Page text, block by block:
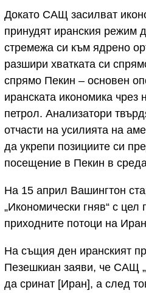
Докато САЩ засилват
принудят иранския режим
стремежа си към ядрено
разшири хватката си
спрямо Пекин – основен
иранската икономика чрез
петрол. Анализатори
отчасти на усилията на
да укрепи позициите си
посещение в Пекин в
На 15 април Вашингтон
„Икономически гняв“ с цел
приходните потоци на
На същия ден иранският
Пезешкиан заяви, че САЩ
да сринат [Иран], а след